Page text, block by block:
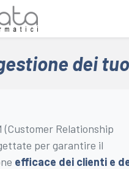
dei
(Customer Relationship
per garantire il
efficace dei clienti e